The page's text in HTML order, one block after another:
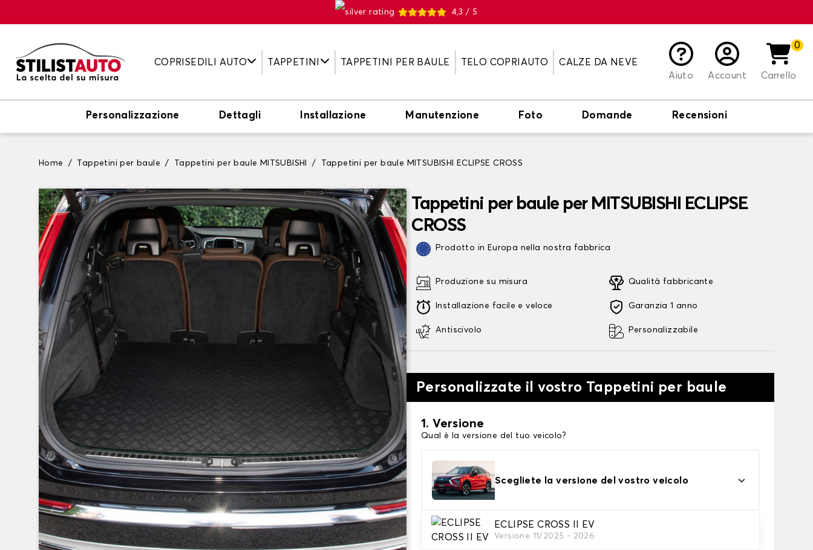
4,3 / 5
COPRISEDILI AUTO TAPPETINI TAPPETINI PER BAULE TELO COPRIAUTO
CALZE DA NEVE
Aiuto
Account
0
Carrello
Personalizzazione Dettagli Installazione Manutenzione Foto Domande Recensioni
Home Tappetini per baule Tappetini per baule MITSUBISHI Tappetini per baule MITSUBISHI ECLIPSE CROSS
Tappetini per baule per MITSUBISHI ECLIPSE
CROSS
Prodotto in Europa nella nostra fabbrica
Produzione su misura
Installazione facile e veloce
Antiscivolo
Qualità fabbricante
Garanzia 1 anno
Personalizzabile
Personalizzate il vostro Tappetini per baule
1. Versione
Qual è la versione del tuo veicolo?
Scegliete la versione del vostro veicolo
ECLIPSE CROSS II EV
Versione 11/2025 - 2026
2. Materiale